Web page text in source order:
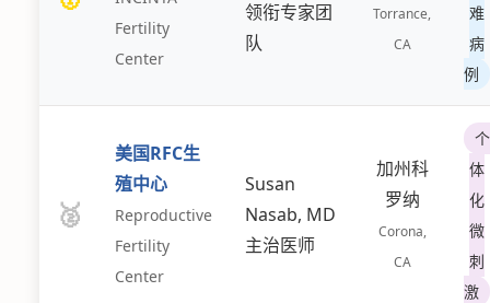
Fertility
Center
领衔专家团
队
Torrance,
CA
难
病
例
🥈
美国RFC生
殖中心
Reproductive
Fertility
Center
Susan
Nasab, MD
主治医师
加州科
罗纳
Corona,
CA
个
体
化
微
刺
激